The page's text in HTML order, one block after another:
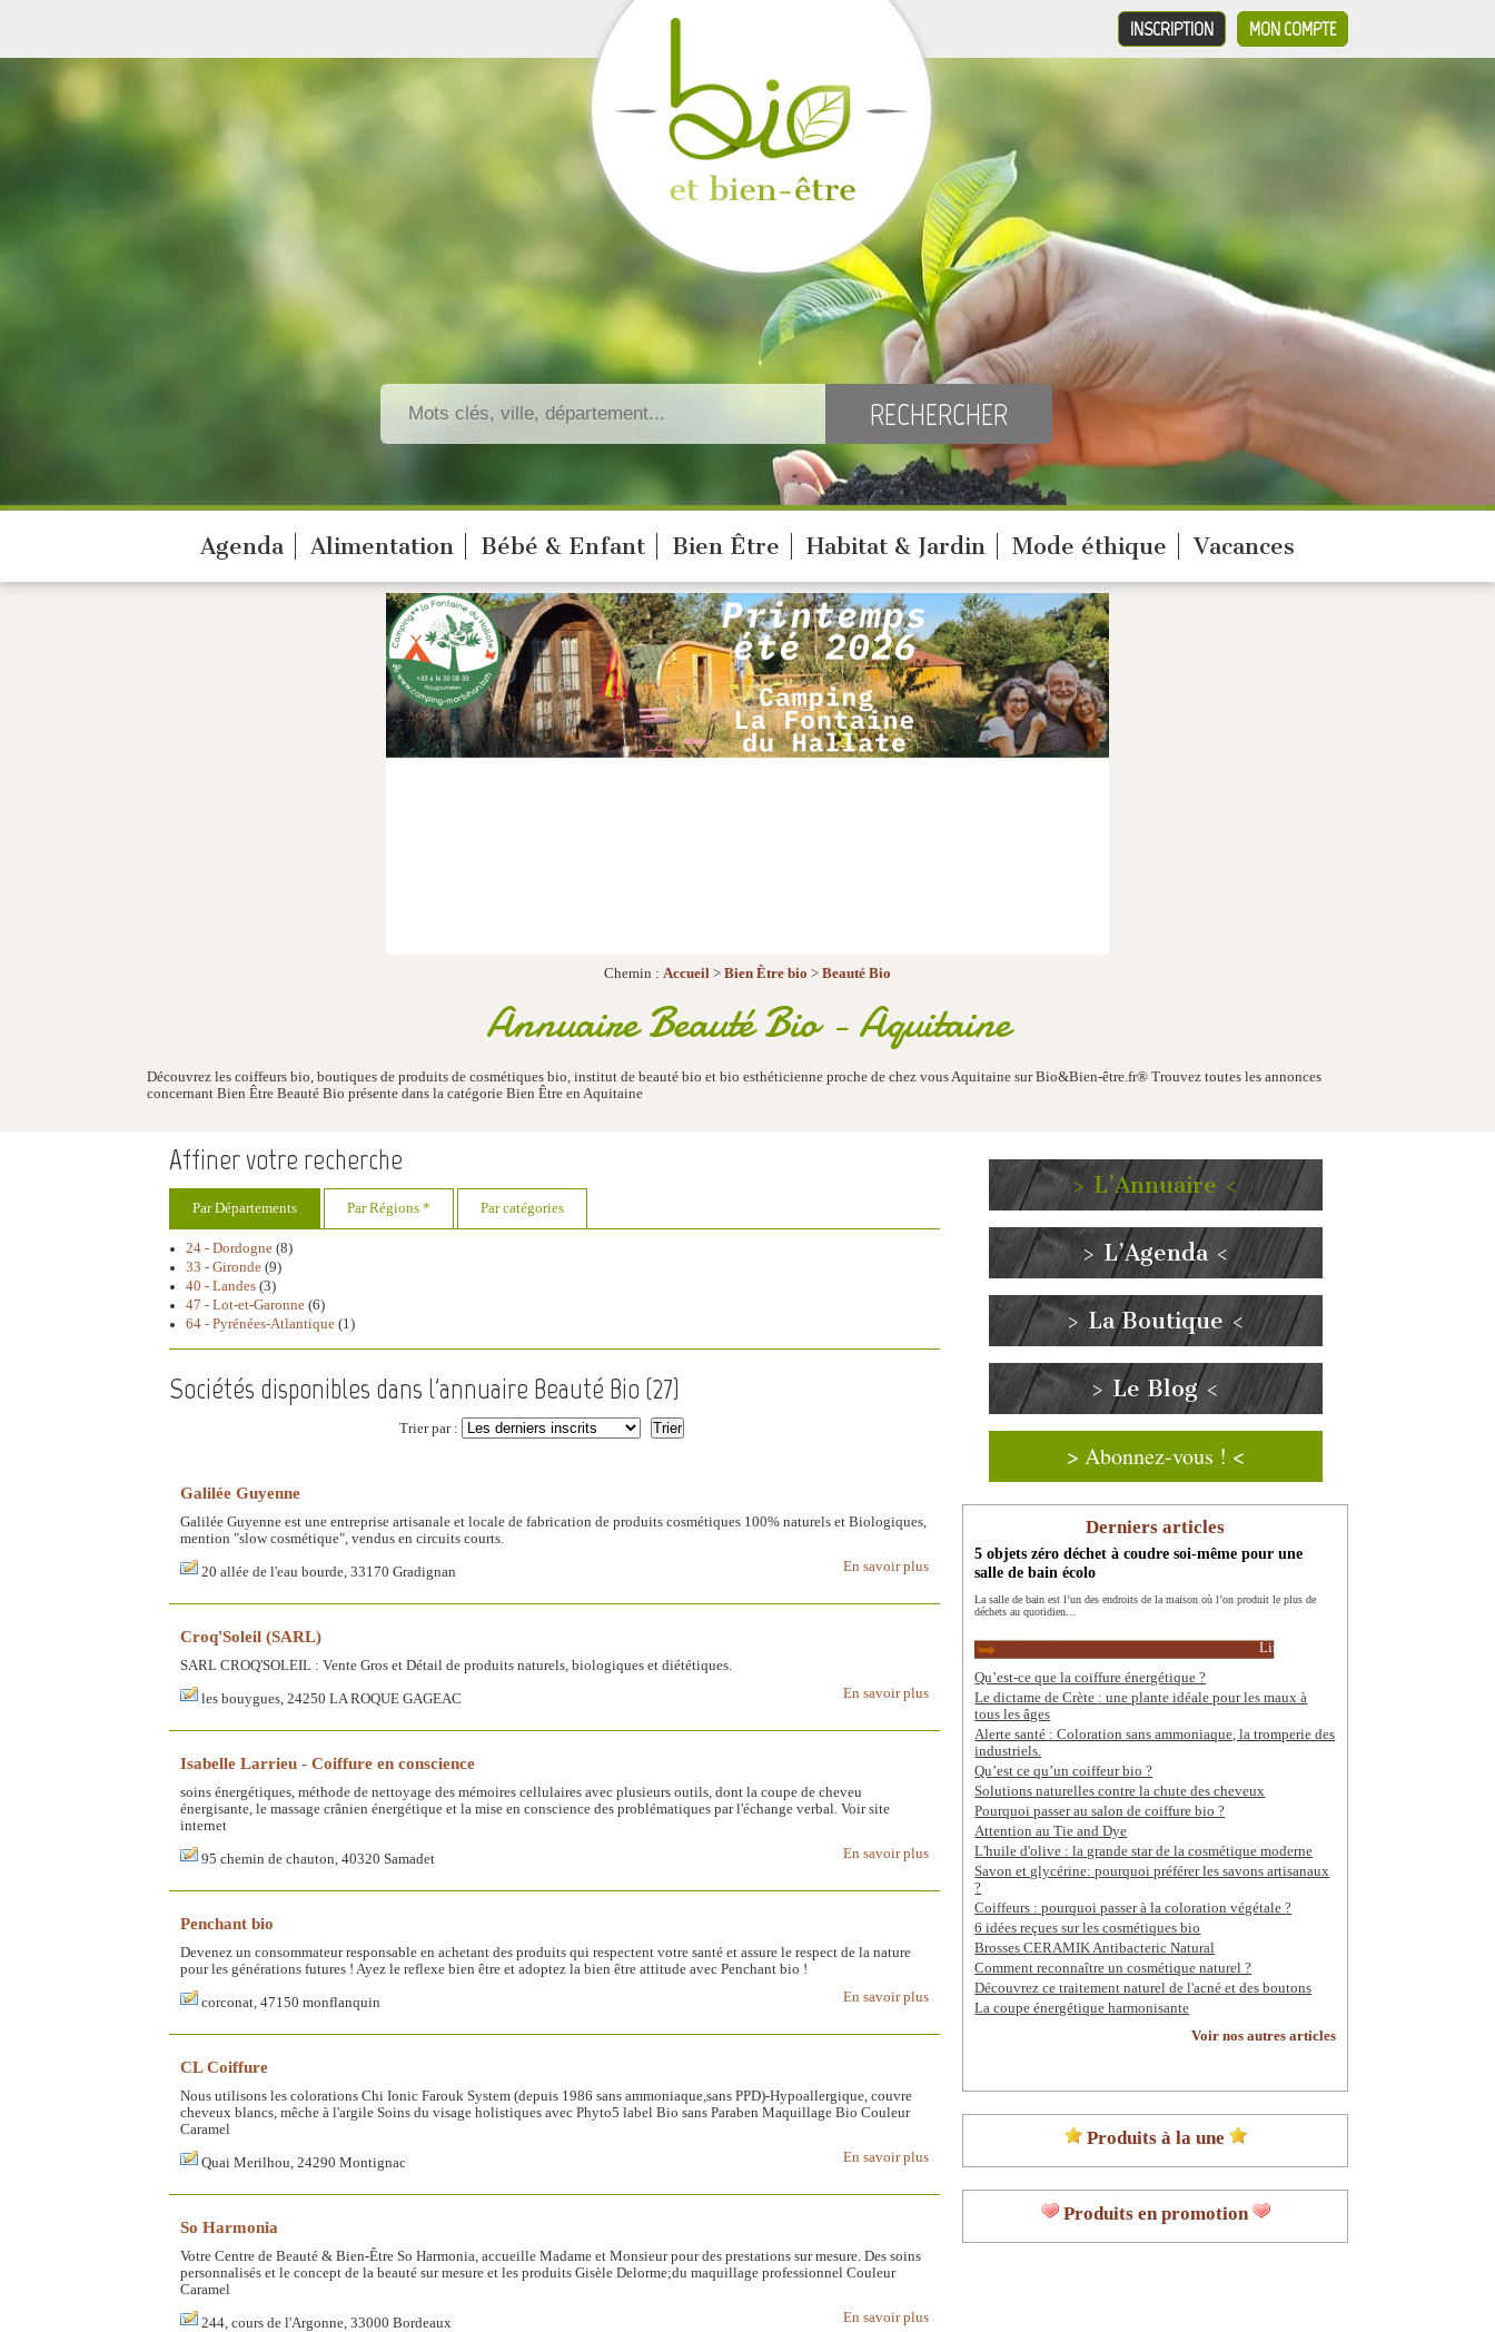
MON COMPTE
INSCRIPTION
Agenda Alimentation Bébé & Enfant Bien Être Habitat & Jardin Mode éthique Vacances
Chemin : Accueil > Bien Être bio > Beauté Bio
Annuaire Beauté Bio - Aquitaine
Découvrez les coiffeurs bio, boutiques de produits de cosmétiques bio, institut de beauté bio et bio esthéticienne proche de chez vous Aquitaine sur Bio&Bien-être.fr® Trouvez toutes les annonces
concernant Bien Être Beauté Bio présente dans la catégorie Bien Être en Aquitaine
Affiner votre recherche
Par Départements Par Régions * Par catégories
24 - Dordogne (8)
33 - Gironde (9)
40 - Landes (3)
47 - Lot-et-Garonne (6)
64 - Pyrénées-Atlantique (1)
Sociétés disponibles dans l'annuaire Beauté Bio (27)
Trier par :
Galilée Guyenne
Galilée Guyenne est une entreprise artisanale et locale de fabrication de produits cosmétiques 100% naturels et Biologiques,
mention "slow cosmétique", vendus en circuits courts.
En savoir plus
20 allée de l'eau bourde, 33170 Gradignan
Croq'Soleil (SARL)
SARL CROQ'SOLEIL : Vente Gros et Détail de produits naturels, biologiques et diététiques.
En savoir plus
les bouygues, 24250 LA ROQUE GAGEAC
Isabelle Larrieu - Coiffure en conscience
soins énergétiques, méthode de nettoyage des mémoires cellulaires avec plusieurs outils, dont la coupe de cheveu
énergisante, le massage crânien énergétique et la mise en conscience des problématiques par l'échange verbal. Voir site
internet
En savoir plus
95 chemin de chauton, 40320 Samadet
Penchant bio
Devenez un consommateur responsable en achetant des produits qui respectent votre santé et assure le respect de la nature
pour les générations futures ! Ayez le reflexe bien être et adoptez la bien être attitude avec Penchant bio !
En savoir plus
corconat, 47150 monflanquin
CL Coiffure
Nous utilisons les colorations Chi Ionic Farouk System (depuis 1986 sans ammoniaque,sans PPD)-Hypoallergique, couvre
cheveux blancs, mêche à l'argile Soins du visage holistiques avec Phyto5 label Bio sans Paraben Maquillage Bio Couleur
Caramel
En savoir plus
Quai Merilhou, 24290 Montignac
So Harmonia
Votre Centre de Beauté & Bien-Être So Harmonia, accueille Madame et Monsieur pour des prestations sur mesure. Des soins
personnalisés et le concept de la beauté sur mesure et les produits Gisèle Delorme;du maquillage professionnel Couleur
Caramel
En savoir plus
244, cours de l'Argonne, 33000 Bordeaux
> L’Annuaire <
> L’Agenda <
> La Boutique <
> Le Blog <
> Abonnez-vous ! <
Derniers articles
5 objets zéro déchet à coudre soi-même pour une
salle de bain écolo
La salle de bain est l’un des endroits de la maison où l’on produit le plus de
déchets au quotidien...
Lire la suite
Qu’est-ce que la coiffure énergétique ?
Le dictame de Crète : une plante idéale pour les maux à
tous les âges
Alerte santé : Coloration sans ammoniaque, la tromperie des
industriels.
Qu’est ce qu’un coiffeur bio ?
Solutions naturelles contre la chute des cheveux
Pourquoi passer au salon de coiffure bio ?
Attention au Tie and Dye
L'huile d'olive : la grande star de la cosmétique moderne
Savon et glycérine: pourquoi préférer les savons artisanaux
?
Coiffeurs : pourquoi passer à la coloration végétale ?
6 idées reçues sur les cosmétiques bio
Brosses CERAMIK Antibacteric Natural
Comment reconnaître un cosmétique naturel ?
Découvrez ce traitement naturel de l'acné et des boutons
La coupe énergétique harmonisante
Voir nos autres articles
Produits à la une
Produits en promotion